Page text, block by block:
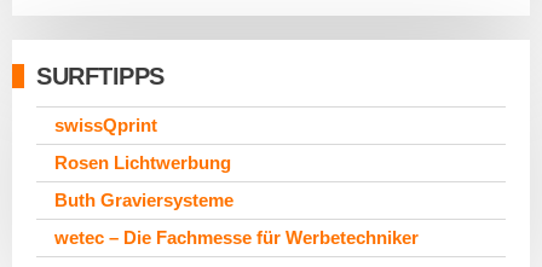
SURFTIPPS
swissQprint
Rosen Lichtwerbung
Buth Graviersysteme
wetec – Die Fachmesse für Werbetechniker